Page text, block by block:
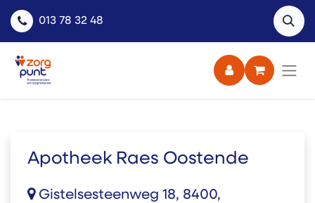
013 78 32 48
Apotheek Raes Oostende
Gistelsesteenweg 18, 8400,